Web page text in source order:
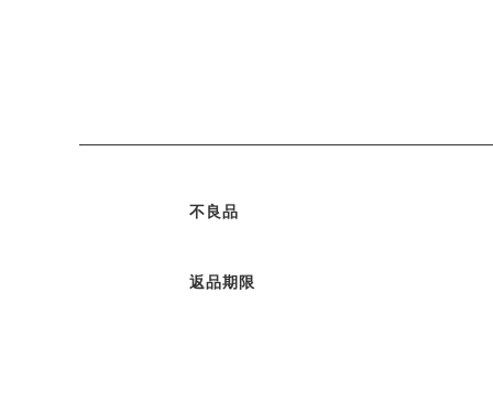
不良品
返品期限